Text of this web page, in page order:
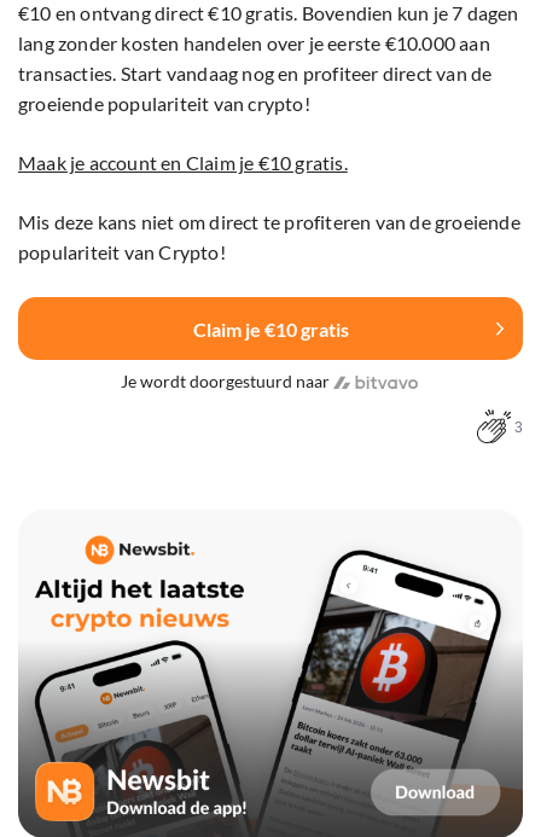
€10 en ontvang direct €10 gratis. Bovendien kun je 7 dagen
lang zonder kosten handelen over je eerste €10.000 aan
transacties. Start vandaag nog en profiteer direct van de
groeiende populariteit van crypto!
Maak je account en Claim je €10 gratis.
Mis deze kans niet om direct te profiteren van de groeiende
populariteit van Crypto!
Claim je €10 gratis
Je wordt doorgestuurd naar
3